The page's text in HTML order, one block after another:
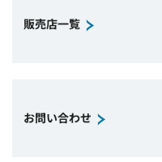
販売店一覧
お問い合わせ